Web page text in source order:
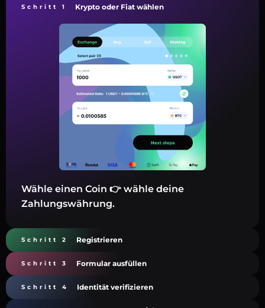
Schritt 1 Krypto oder Fiat wählen
Wähle einen Coin 👉 wähle deine
Zahlungswährung.
Schritt 2 Registrieren
Schritt 3 Formular ausfüllen
Schritt 4 Identität verifizieren